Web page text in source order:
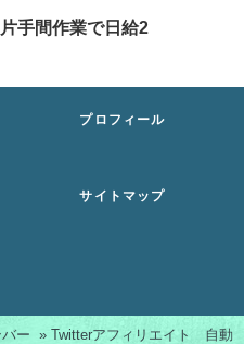
手間作業で日給2
プロフィール
サイトマップ
ー » Twitterアフィリエイト 自動